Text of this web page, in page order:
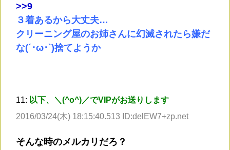
>>9
３着あるから大丈夫…
クリーニング屋のお姉さんに幻滅されたら嫌だ
な(´･ω･`)捨てようか
11: 以下、＼(^o^)／でVIPがお送りします
2016/03/24(木) 18:15:40.513 ID:delEW7+zp.net
そんな時のメルカリだろ？